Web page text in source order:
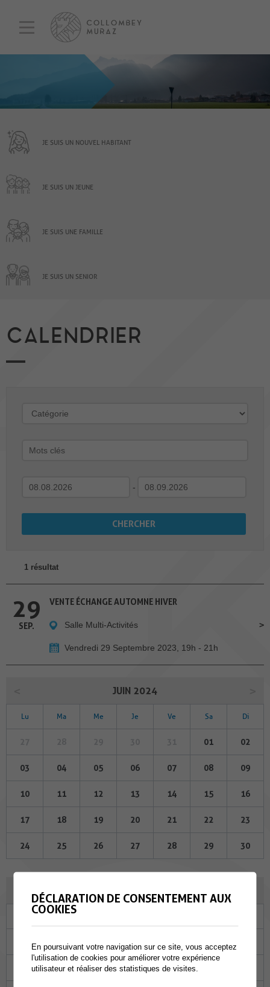
JE SUIS UN NOUVEL HABITANT
JE SUIS UN JEUNE
JE SUIS UNE FAMILLE
JE SUIS UN SENIOR
CALENDRIER
-
1 résultat
29
SEP.
VENTE ÉCHANGE AUTOMNE HIVER
Salle Multi-Activités
Vendredi 29 Septembre 2023, 19h - 21h
JUIN 2024
Lu Ma Me Je Ve Sa Di
01 02
03 04 05 06 07 08 09
10 11 12 13 14 15 16
17 18 19 20 21 22 23
24 25 26 27 28 29 30
Ma
04 05
09 10 11 12
DÉCLARATION DE CONSENTEMENT AUX
COOKIES
En poursuivant votre navigation sur ce site, vous acceptez
l'utilisation de cookies pour améliorer votre expérience
utilisateur et réaliser des statistiques de visites.